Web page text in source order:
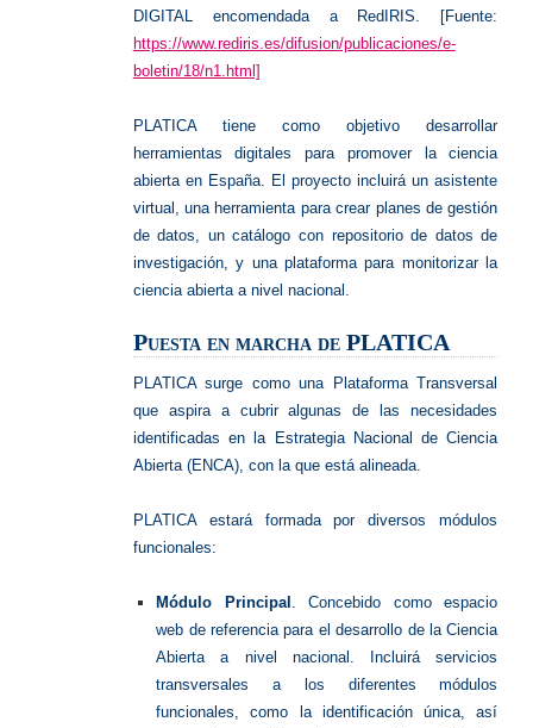
DIGITAL encomendada a RedIRIS. [Fuente:
https://www.rediris.es/difusion/publicaciones/e-
boletin/18/n1.html]
PLATICA tiene como objetivo desarrollar
herramientas digitales para promover la ciencia
abierta en España. El proyecto incluirá un asistente
virtual, una herramienta para crear planes de gestión
de datos, un catálogo con repositorio de datos de
investigación, y una plataforma para monitorizar la
ciencia abierta a nivel nacional.
Puesta en marcha de PLATICA
PLATICA surge como una Plataforma Transversal
que aspira a cubrir algunas de las necesidades
identificadas en la Estrategia Nacional de Ciencia
Abierta (ENCA), con la que está alineada.
PLATICA estará formada por diversos módulos
funcionales:
Módulo Principal
. Concebido como espacio
web de referencia para el desarrollo de la Ciencia
Abierta a nivel nacional. Incluirá servicios
transversales a los diferentes módulos
funcionales, como la identificación única, así